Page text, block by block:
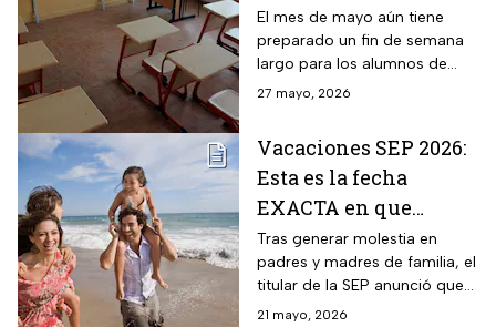
alumnos que no
tienen clases
El mes de mayo aún tiene
preparado un fin de semana
largo para los alumnos de
educación básica de la SEP.
27 mayo, 2026
Vacaciones SEP 2026:
Esta es la fecha
EXACTA en que
alumnos de primaria
salen de clases
Tras generar molestia en
padres y madres de familia, el
titular de la SEP anunció que
el calendario escolar se
21 mayo, 2026